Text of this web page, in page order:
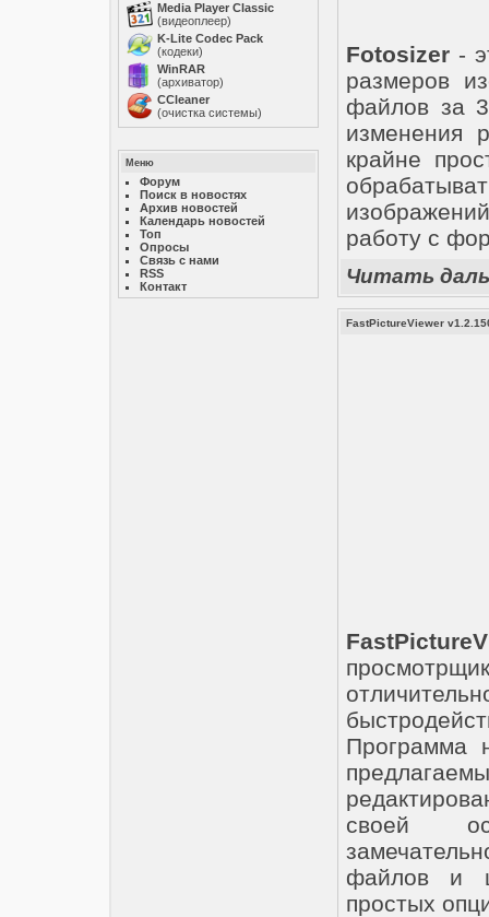
Media Player Classic
(видеоплеер)
K-Lite Codec Pack
(кодеки)
WinRAR
(архиватор)
ССleaner
(очистка системы)
Меню
Форум
Поиск в новостях
Архив новостей
Календарь новостей
Топ
Опросы
Связь с нами
RSS
Контакт
Fotosizer -
размеров
файлов за
изменения
крайне
работу с
Читать
FastPictureViewer
Программа
своей
файлов и
простых